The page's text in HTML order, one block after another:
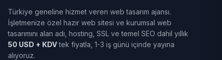
Türkiye geneline hizmet veren web tasarım ajansı.
İşletmenize özel hazır web sitesi ve kurumsal web
tasarımını alan adı, hosting, SSL ve temel SEO dahil yıllık
50 USD + KDVtek fiyatla, 1-3 iş günü içinde yayına
alıyoruz.